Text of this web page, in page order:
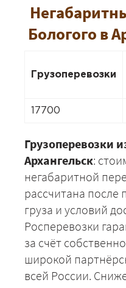
Бологого в
Грузоперевозки
17700
Грузоперевозки
Архангельск:
негабаритной
рассчитана после
груза и условий
Росперевозки
за счёт
широкой
всей России.